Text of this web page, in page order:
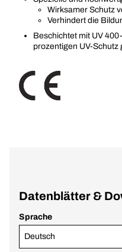
Wirksamer Schutz
Verhindert die
Beschichtet mit UV
prozentigen UV-Schutz
Datenblätter &
Sprache
Deutsch